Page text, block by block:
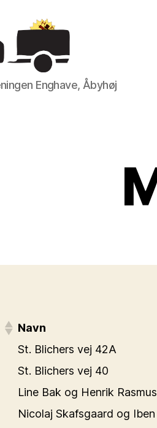
Enghave, Åbyhøj
Navn
St. Blichers vej 42A
St. Blichers vej 40
Line Bak og Henrik
Nicolaj Skafsgaard og